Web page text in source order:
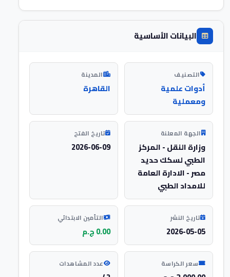
البيانات الأساسية
التصنيف
أدوات علمية
ومعملية
المدينة
القاهرة
الجهة المعلنة
وزارة النقل - المركز
الطبي لسكك حديد
مصر - الادارة العامة
للامداد الطبي
تاريخ الفتح
2026-06-09
تاريخ النشر
2026-05-05
التأمين الابتدائي
0.00 ج.م
سعر الكراسة عدد المشاهدات